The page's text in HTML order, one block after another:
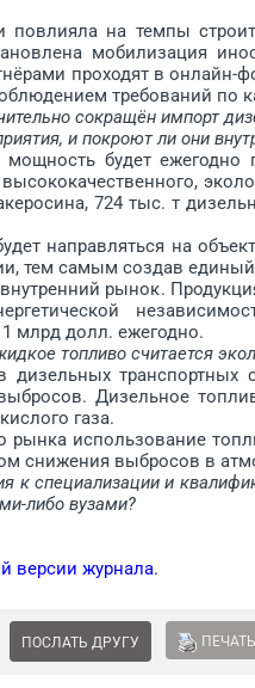
на темпы
мобилизация
проходят в онлайн-
требований по
­сокращён импорт
и покроют ли они
будет ежегодно
724 тыс. т
направляться на
тем самым создав единый
рынок.
млрд долл. ежегодно.
топ­ливо считается
транспортных
Дизельное
газа.
использование
снижения выбросов в
к специализации и
либо вузами?
версии журнала.
ПОСЛАТЬ ДРУГУ ПЕЧАТЬ